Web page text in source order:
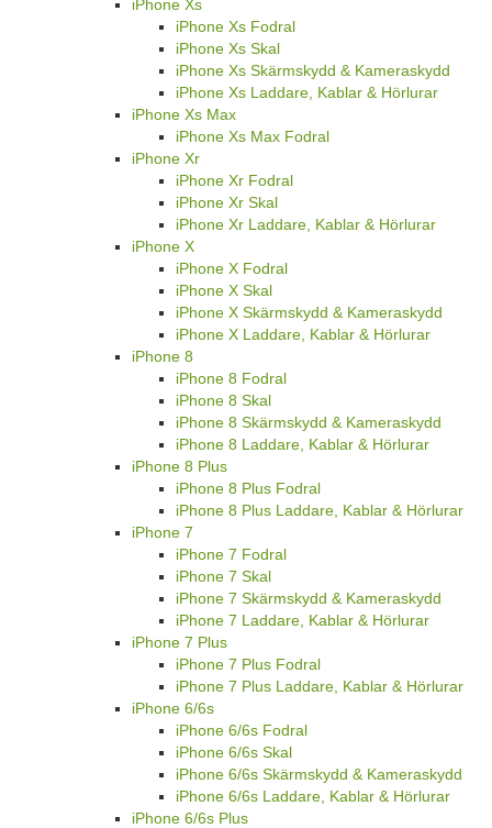
iPhone Xs
iPhone Xs Fodral
iPhone Xs Skal
iPhone Xs Skärmskydd & Kameraskydd
iPhone Xs Laddare, Kablar & Hörlurar
iPhone Xs Max
iPhone Xs Max Fodral
iPhone Xr
iPhone Xr Fodral
iPhone Xr Skal
iPhone Xr Laddare, Kablar & Hörlurar
iPhone X
iPhone X Fodral
iPhone X Skal
iPhone X Skärmskydd & Kameraskydd
iPhone X Laddare, Kablar & Hörlurar
iPhone 8
iPhone 8 Fodral
iPhone 8 Skal
iPhone 8 Skärmskydd & Kameraskydd
iPhone 8 Laddare, Kablar & Hörlurar
iPhone 8 Plus
iPhone 8 Plus Fodral
iPhone 8 Plus Laddare, Kablar & Hörlurar
iPhone 7
iPhone 7 Fodral
iPhone 7 Skal
iPhone 7 Skärmskydd & Kameraskydd
iPhone 7 Laddare, Kablar & Hörlurar
iPhone 7 Plus
iPhone 7 Plus Fodral
iPhone 7 Plus Laddare, Kablar & Hörlurar
iPhone 6/6s
iPhone 6/6s Fodral
iPhone 6/6s Skal
iPhone 6/6s Skärmskydd & Kameraskydd
iPhone 6/6s Laddare, Kablar & Hörlurar
iPhone 6/6s Plus